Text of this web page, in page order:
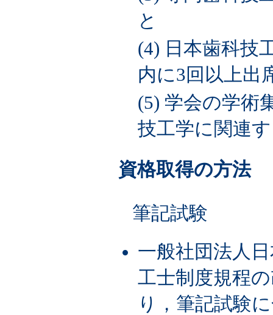
と
(4) 日本歯科技
内に3回以上出
(5) 学会の学術
技工学に関連
資格取得の方法
筆記試験
一般社団法人
工士制度規程
り，筆記試験